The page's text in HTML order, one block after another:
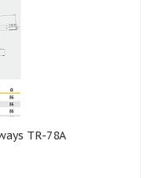
Камера 11.00R-20 TUBE Speedways TR-78A